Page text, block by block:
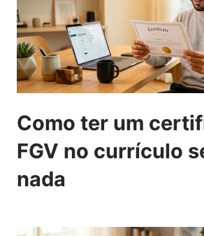
Como ter um
FGV no currículo
nada